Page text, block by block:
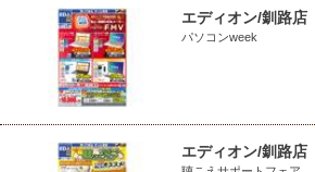
エディオン/釧路店
パソコンweek
エディオン/釧路店